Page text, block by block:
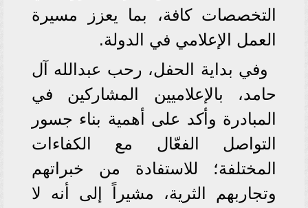
التخصصات كافة، بما يعزز مسيرة
العمل الإعلامي في الدولة.
وفي بداية الحفل، رحب عبدالله آل
حامد، بالإعلاميين المشاركين في
المبادرة وأكد على أهمية بناء جسور
التواصل الفعّال مع الكفاءات
المختلفة؛ للاستفادة من خبراتهم
وتجاربهم الثرية، مشيراً إلى أنه لا